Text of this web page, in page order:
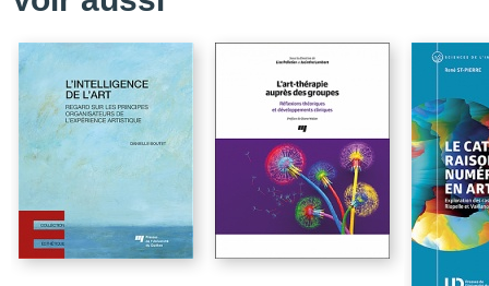
Répétition des limites
L'horizon intégral
Augmented Reality
La perméabilité de
Multiple Screens
Empathie, imagination
Les métaphores de
Écrans et